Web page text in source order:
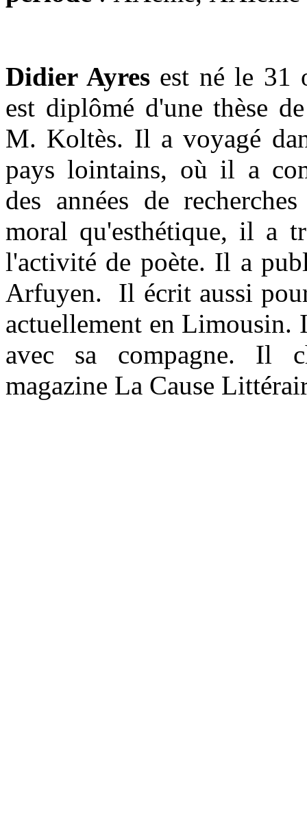
Didier Ayresest né le 31
est diplômé d'une thèse
M. Koltès. Il a voyagé
pays lointains, où il a
des années de
moral qu'esthétique, il a
l'activité de poète. Il a
Arfuyen. Il écrit aussi
actuellement en
avec sa compagne. Il
magazine La Cause